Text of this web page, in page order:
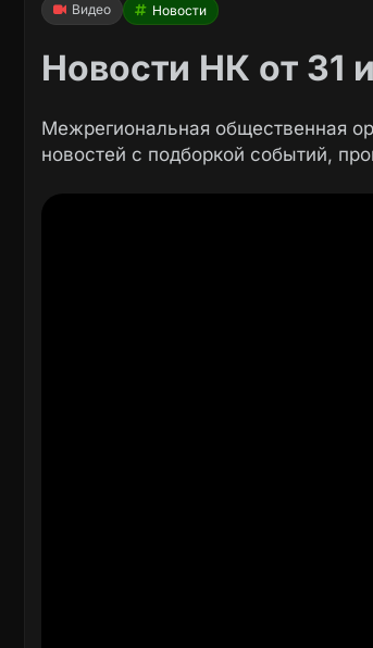
Видео Новости
Новости НК от 31
Межрегиональная общественная
новостей с подборкой событий,